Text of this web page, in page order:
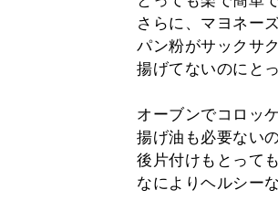
さらに、マヨネー
パン粉がサックサ
揚げてないのにと
オーブンでコロッ
揚げ油も必要ないの
後片付けもとって
なによりヘルシー